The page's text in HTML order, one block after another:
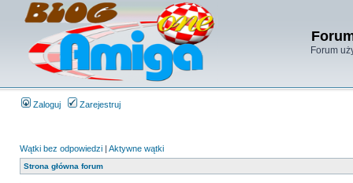
Forum
Zaloguj Zarejestruj
Wątki bez odpowiedzi | Aktywne wątki
Strona główna forum